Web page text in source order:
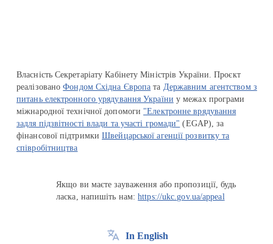
Власність Секретаріату Кабінету Міністрів України. Проєкт
реалізованоФондом Східна Європа та Державним агентством з
питань електронного урядування України у межах програми
міжнародної технічної допомоги "Електронне врядування
задля підзвітності влади та участі громади" (EGAP), за
фінансової підтримкиШвейцарської агенції розвитку та
співробітництва
Якщо ви маєте зауваження або пропозиції, будь
ласка, напишіть нам:https://ukc.gov.ua/appeal
In English